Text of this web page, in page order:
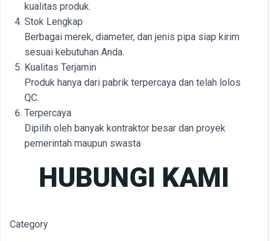
kualitas produk.
Stok Lengkap
Berbagai merek, diameter, dan jenis pipa siap kirim
sesuai kebutuhan Anda.
Kualitas Terjamin
Produk hanya dari pabrik terpercaya dan telah lolos
QC.
Terpercaya
Dipilih oleh banyak kontraktor besar dan proyek
pemerintah maupun swasta
HUBUNGI KAMI
Category